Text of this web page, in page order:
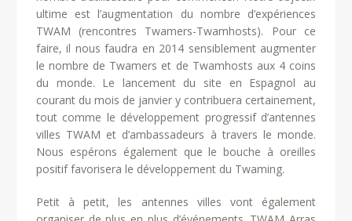
ultime est l’augmentation du nombre d’expériences
TWAM (rencontres Twamers-Twamhosts). Pour ce
faire, il nous faudra en 2014 sensiblement augmenter
le nombre de Twamers et de Twamhosts aux 4 coins
du monde. Le lancement du site en Espagnol au
courant du mois de janvier y contribuera certainement,
tout comme le développement progressif d’antennes
villes TWAM et d’ambassadeurs à travers le monde.
Nous espérons également que le bouche à oreilles
positif favorisera le développement du Twaming.
Petit à petit, les antennes villes vont également